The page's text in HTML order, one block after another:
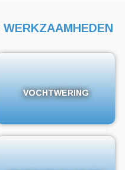
WERKZAAMHEDEN
VOCHTWERING
VOCHTWERING